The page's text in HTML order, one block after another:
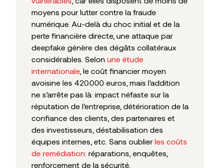
moyens pour lutter contre la fraude
numérique. Au-delà du choc initial et de la
perte financière directe, une attaque par
deepfake génère des dégâts collatéraux
considérables. Selon une étude
internationale, le coût financier moyen
avoisine les 420.000 euros, mais l’addition
ne s’arrête pas là: impact néfaste sur la
réputation de l’entreprise, détérioration de la
confiance des clients, des partenaires et
des investisseurs, déstabilisation des
équipes internes, etc. Sans oublier les coûts
de remédiation: réparations, enquêtes,
renforcement de la sécurité,